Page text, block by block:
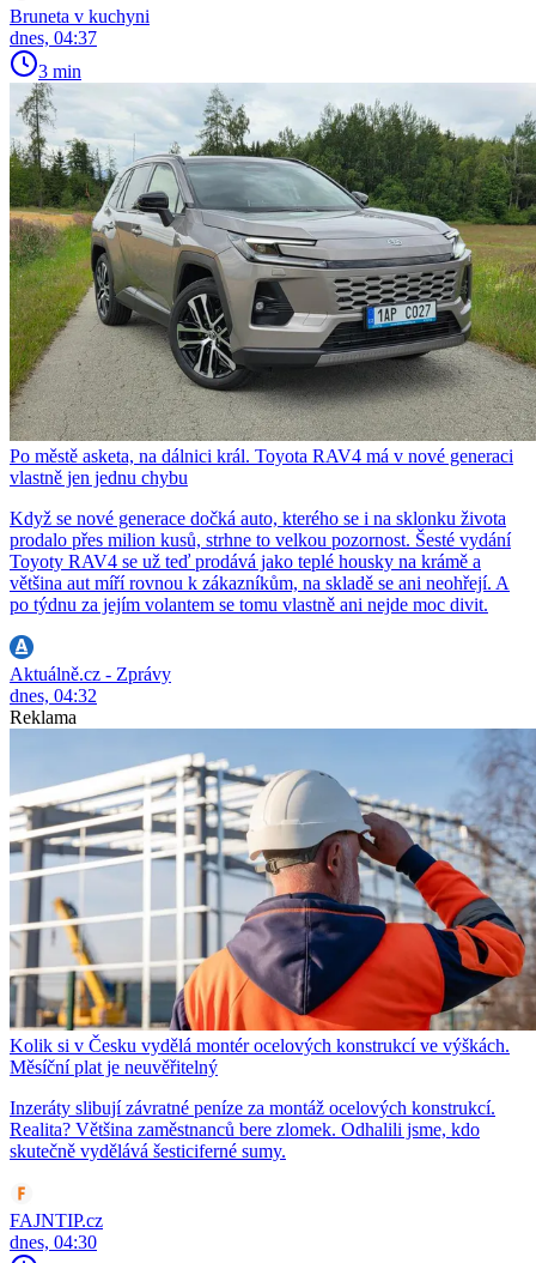
Bruneta v kuchyni
dnes, 04:37
3 min
Po městě asketa, na dálnici král. Toyota RAV4 má v nové generaci
vlastně jen jednu chybu
Když se nové generace dočká auto, kterého se i na sklonku života
prodalo přes milion kusů, strhne to velkou pozornost. Šesté vydání
Toyoty RAV4 se už teď prodává jako teplé housky na krámě a
většina aut míří rovnou k zákazníkům, na skladě se ani neohřejí. A
po týdnu za jejím volantem se tomu vlastně ani nejde moc divit.
Aktuálně.cz - Zprávy
dnes, 04:32
Reklama
Kolik si v Česku vydělá montér ocelových konstrukcí ve výškách.
Měsíční plat je neuvěřitelný
Inzeráty slibují závratné peníze za montáž ocelových konstrukcí.
Realita? Většina zaměstnanců bere zlomek. Odhalili jsme, kdo
skutečně vydělává šesticiferné sumy.
FAJNTIP.cz
dnes, 04:30